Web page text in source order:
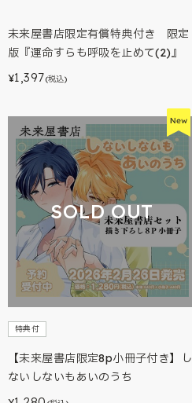
未来屋書店限定有償特典付き 限定
版『運命すらも呼吸を止めて(2)』
¥1,397(税込)
SOLD OUT
特典付
【未来屋書店限定8p小冊子付き】し
ないしないもあいのうち